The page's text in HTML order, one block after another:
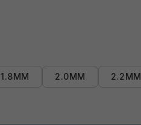
1.8MM 2.0MM 2.2MM